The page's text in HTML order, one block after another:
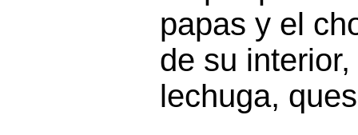
papas y el
de su
lechuga,